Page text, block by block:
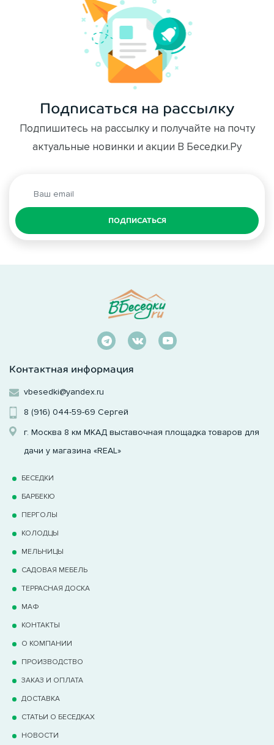
Подписаться на рассылку
Подпишитесь на рассылку и получайте на почту
актуальные новинки и акции В Беседки.Ру
ПОДПИСАТЬСЯ
Контактная информация
vbesedki@yandex.ru
8 (916) 044-59-69 Сергей
г. Москва 8 км МКАД выставочная площадка товаров для
дачи у магазина «REAL»
БЕСЕДКИ
БАРБЕКЮ
ПЕРГОЛЫ
КОЛОДЦЫ
МЕЛЬНИЦЫ
САДОВАЯ МЕБЕЛЬ
ТЕРРАCНАЯ ДОСКА
МАФ
КОНТАКТЫ
О КОМПАНИИ
ПРОИЗВОДСТВО
ЗАКАЗ И ОПЛАТА
ДОСТАВКА
СТАТЬИ О БЕСЕДКАХ
НОВОСТИ